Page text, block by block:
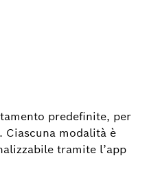
predefinite, per
Ciascuna modalità è
tramite l’app